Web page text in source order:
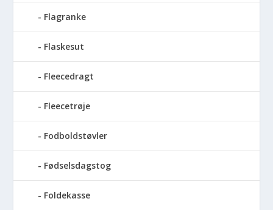
Flagranke
Flaskesut
Fleecedragt
Fleecetrøje
Fodboldstøvler
Fødselsdagstog
Foldekasse